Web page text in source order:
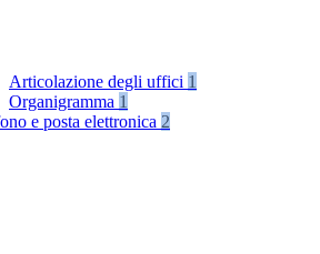
Articolazione degli uffici 1
Organigramma 1
e posta elettronica 2